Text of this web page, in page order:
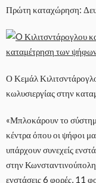
Πρώτη καταχώρηση:
Ο Κεμάλ
κωλυσιεργίας στην
«Μπλοκάρουν το
κέντρα όπου οι ψήφοι
υπάρχουν συνεχείς
στην
ενστάσεις 6 φορές, 11